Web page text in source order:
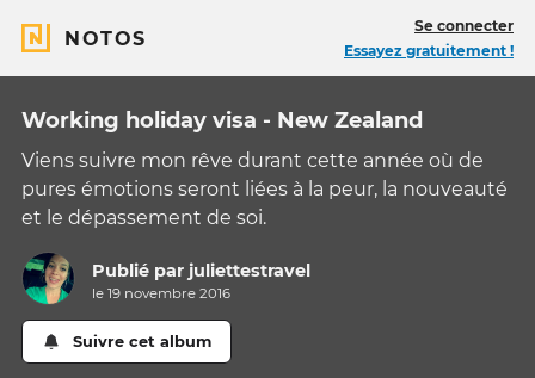
NOTOS
Se connecter
Essayez gratuitement !
Working holiday visa - New Zealand
Viens suivre mon rêve durant cette année où de
pures émotions seront liées à la peur, la nouveauté
et le dépassement de soi.
Publié par juliettestravel
le 19 novembre 2016
Suivre cet album